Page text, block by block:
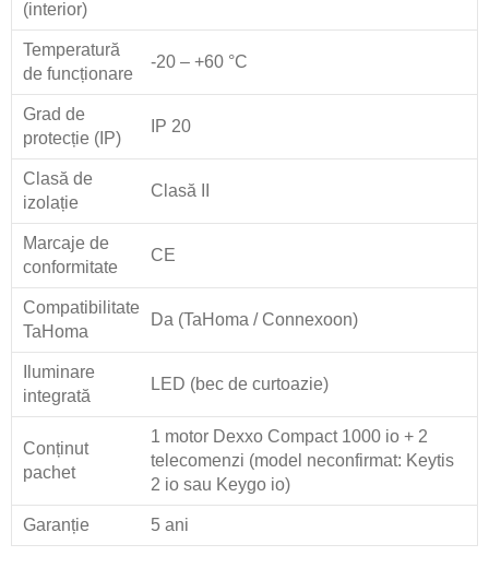
(interior)
Temperatură
de funcționare
-20 – +60 °C
Grad de
protecție (IP)
IP 20
Clasă de
izolație
Clasă II
Marcaje de
conformitate
CE
Compatibilitate
TaHoma
Da (TaHoma / Connexoon)
Iluminare
integrată
LED (bec de curtoazie)
Conținut
pachet
1 motor Dexxo Compact 1000 io + 2
telecomenzi (model neconfirmat: Keytis
2 io sau Keygo io)
Garanție 5 ani